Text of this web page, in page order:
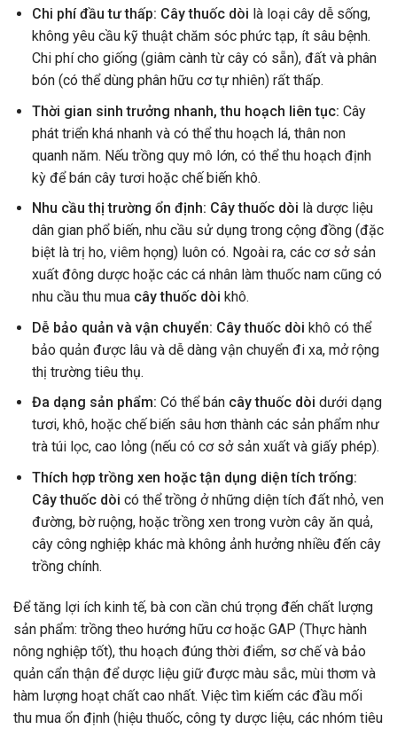
Chi phí đầu tư thấp: Cây thuốc dòi là loại cây dễ sống,
không yêu cầu kỹ thuật chăm sóc phức tạp, ít sâu bệnh.
Chi phí cho giống (giâm cành từ cây có sẵn), đất và phân
bón (có thể dùng phân hữu cơ tự nhiên) rất thấp.
Thời gian sinh trưởng nhanh, thu hoạch liên tục: Cây
phát triển khá nhanh và có thể thu hoạch lá, thân non
quanh năm. Nếu trồng quy mô lớn, có thể thu hoạch định
kỳ để bán cây tươi hoặc chế biến khô.
Nhu cầu thị trường ổn định: Cây thuốc dòi là dược liệu
dân gian phổ biến, nhu cầu sử dụng trong cộng đồng (đặc
biệt là trị ho, viêm họng) luôn có. Ngoài ra, các cơ sở sản
xuất đông dược hoặc các cá nhân làm thuốc nam cũng có
nhu cầu thu mua cây thuốc dòi khô.
Dễ bảo quản và vận chuyển: Cây thuốc dòi khô có thể
bảo quản được lâu và dễ dàng vận chuyển đi xa, mở rộng
thị trường tiêu thụ.
Đa dạng sản phẩm: Có thể bán cây thuốc dòi dưới dạng
tươi, khô, hoặc chế biến sâu hơn thành các sản phẩm như
trà túi lọc, cao lỏng (nếu có cơ sở sản xuất và giấy phép).
Thích hợp trồng xen hoặc tận dụng diện tích trống:
Cây thuốc dòi có thể trồng ở những diện tích đất nhỏ, ven
đường, bờ ruộng, hoặc trồng xen trong vườn cây ăn quả,
cây công nghiệp khác mà không ảnh hưởng nhiều đến cây
trồng chính.
Để tăng lợi ích kinh tế, bà con cần chú trọng đến chất lượng
sản phẩm: trồng theo hướng hữu cơ hoặc GAP (Thực hành
nông nghiệp tốt), thu hoạch đúng thời điểm, sơ chế và bảo
quản cẩn thận để dược liệu giữ được màu sắc, mùi thơm và
hàm lượng hoạt chất cao nhất. Việc tìm kiếm các đầu mối
thu mua ổn định (hiệu thuốc, công ty dược liệu, các nhóm tiêu